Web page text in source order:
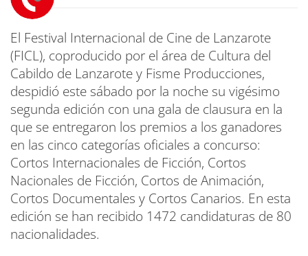
El Festival Internacional de Cine de Lanzarote
(FICL), coproducido por el área de Cultura del
Cabildo de Lanzarote y Fisme Producciones,
despidió este sábado por la noche su vigésimo
segunda edición con una gala de clausura en la
que se entregaron los premios a los ganadores
en las cinco categorías oficiales a concurso:
Cortos Internacionales de Ficción, Cortos
Nacionales de Ficción, Cortos de Animación,
Cortos Documentales y Cortos Canarios. En esta
edición se han recibido 1472 candidaturas de 80
nacionalidades.